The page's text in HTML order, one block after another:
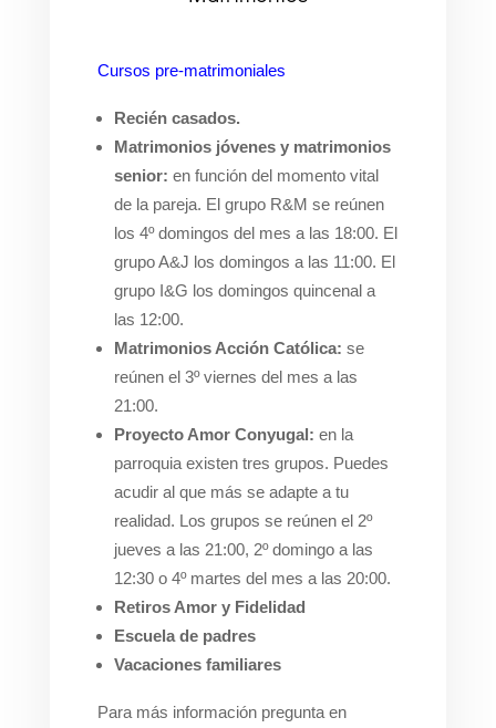
Cursos pre-matrimoniales
Recién casados.
Matrimonios jóvenes y matrimonios
senior: en función del momento vital
de la pareja. El grupo R&M se reúnen
los 4º domingos del mes a las 18:00. El
grupo A&J los domingos a las 11:00. El
grupo I&G los domingos quincenal a
las 12:00.
Matrimonios Acción Católica: se
reúnen el 3º viernes del mes a las
21:00.
Proyecto Amor Conyugal: en la
parroquia existen tres grupos. Puedes
acudir al que más se adapte a tu
realidad. Los grupos se reúnen el 2º
jueves a las 21:00, 2º domingo a las
12:30 o 4º martes del mes a las 20:00.
Retiros Amor y Fidelidad
Escuela de padres
Vacaciones familiares
Para más información pregunta en